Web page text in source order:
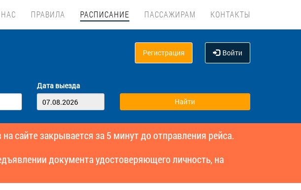
ПРАВИЛА РАСПИСАНИЕ ПАССАЖИРАМ КОНТАКТЫ
Регистрация Войти
Дата выезда
сайте закрывается за 5 минут до отправления рейса.
документа удостоверяющего личность, на